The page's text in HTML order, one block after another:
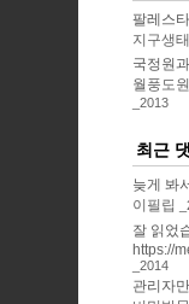
팔레스
지구생
국정원
월풍도
2013
최근
늦게 봐
이필립
잘 읽었
https://
2014
관리자